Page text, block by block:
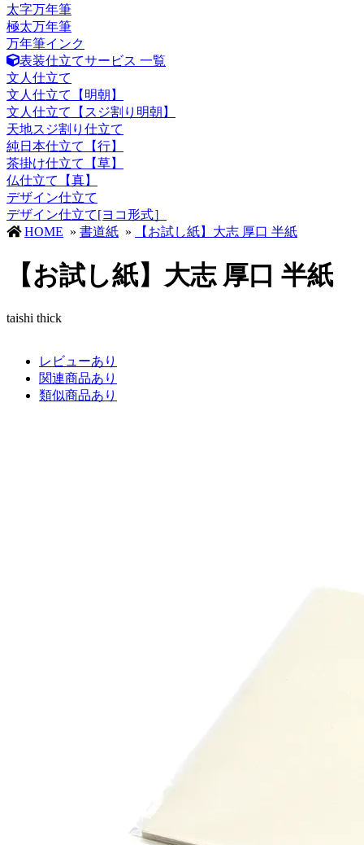
太字万年筆
極太万年筆
万年筆インク
表装仕立てサービス 一覧
文人仕立て
文人仕立て【明朝】
文人仕立て【スジ割り明朝】
天地スジ割り仕立て
純日本仕立て【行】
茶掛け仕立て【草】
仏仕立て【真】
デザイン仕立て
デザイン仕立て[ヨコ形式］
HOME » 書道紙 » 【お試し紙】大志 厚口 半紙
【お試し紙】大志 厚口 半紙
taishi thick
レビューあり
関連商品あり
類似商品あり